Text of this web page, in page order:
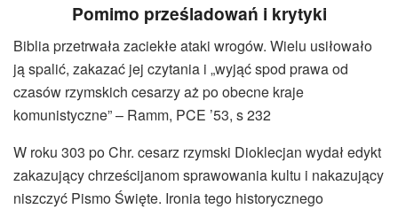
Pomimo prześladowań i krytyki
Biblia przetrwała zaciekłe ataki wrogów. Wielu usiłowało
ją spalić, zakazać jej czytania i „wyjąć spod prawa od
czasów rzymskich cesarzy aż po obecne kraje
komunistyczne” – Ramm, PCE ’53, s 232
W roku 303 po Chr. cesarz rzymski Dioklecjan wydał edykt
zakazujący chrześcijanom sprawowania kultu i nakazujący
niszczyć Pismo Święte. Ironia tego historycznego